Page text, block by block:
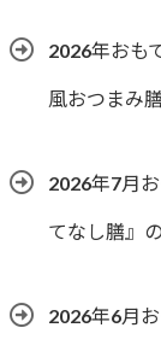
2026年おも
風おつまみ
2026年7月
てなし膳』
2026年6月